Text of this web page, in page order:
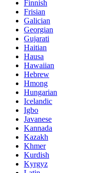
Finnish
Frisian
Galician
Georgian
Gujarati
Haitian
Hausa
Hawaiian
Hebrew
Hmong
Hungarian
Icelandic
Igbo
Javanese
Kannada
Kazakh
Khmer
Kurdish
Kyrgyz